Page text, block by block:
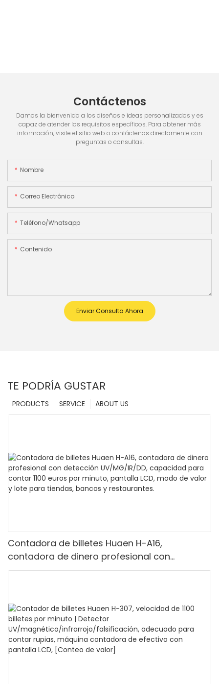
Contáctenos
Damos la bienvenida a los diseños e ideas personalizados y es
capaz de atender los requisitos específicos. Para obtener más
información, visite el sitio web o contáctenos directamente con
preguntas o consultas.
Nombre
Correo Electrónico
Teléfono/whatsapp
Contenido
Enviar Consulta Ahora
TE PODRÍA GUSTAR
ABOUT US
SERVICE
PRODUCTS
Contadora de billetes Huaen H-A16,
contadora de dinero profesional con
detección UV/MG/IR/DD, capacidad para
restaurantes.